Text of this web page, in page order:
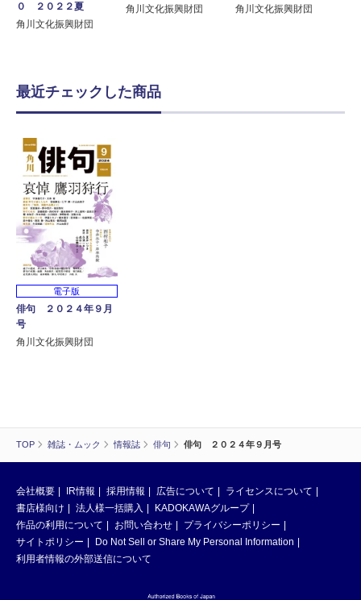
TOP 雑誌・ムック 情報誌 俳句 俳句 ２０２４年９月号
０ ２０２２夏
角川文化振興財団
角川文化振興財団
角川文化振興財団
最近チェックした商品
電子版
俳句 ２０２４年９月
号
角川文化振興財団
会社概要 IR情報 採用情報 広告について
ライセンスについて
書店様向け
法人様一括購入
KADOKAWAグループ
作品の利用について
お問い合わせ
プライバシーポリシー
サイトポリシー
Do Not Sell or Share My Personal Information
利用者情報の外部送信について